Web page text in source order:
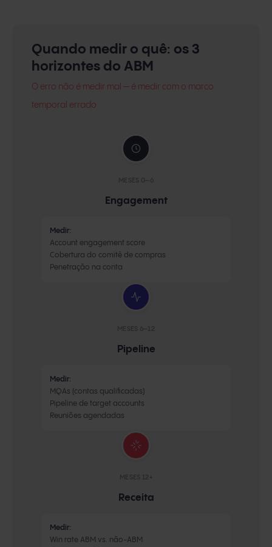
Quando medir o quê: os 3
horizontes do ABM
O erro não é medir mal — é medir com o marco
temporal errado
Engagement
Medir:
Account engagement score
Cobertura do comitê de compras
Penetração na conta
Pipeline
Medir:
MQAs (contas qualificadas)
Pipeline de target accounts
Reuniões agendadas
Receita
Medir:
Win rate ABM vs. não-ABM